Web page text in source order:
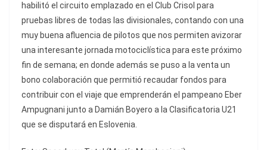
habilitó el circuito emplazado en el Club Crisol para
pruebas libres de todas las divisionales, contando con una
muy buena afluencia de pilotos que nos permiten avizorar
una interesante jornada motociclística para este próximo
fin de semana; en donde además se puso a la venta un
bono colaboración que permitió recaudar fondos para
contribuir con el viaje que emprenderán el pampeano Eber
Ampugnani junto a Damián Boyero a la Clasificatoria U21
que se disputará en Eslovenia.